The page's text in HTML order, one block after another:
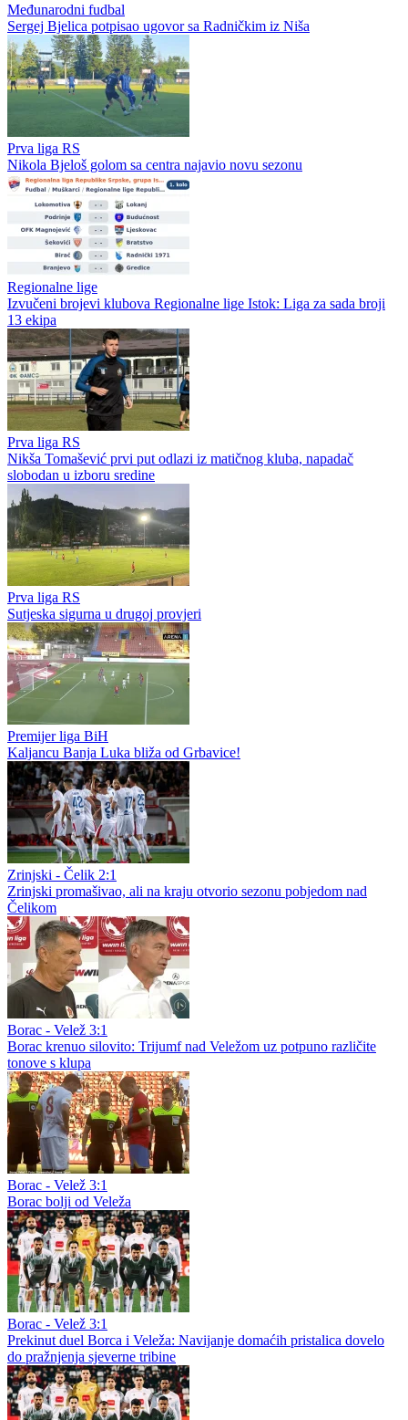
Međunarodni fudbal
Sergej Bjelica potpisao ugovor sa Radničkim iz Niša
Prva liga RS
Nikola Bjeloš golom sa centra najavio novu sezonu
Regionalne lige
Izvučeni brojevi klubova Regionalne lige Istok: Liga za sada broji
13 ekipa
Prva liga RS
Nikša Tomašević prvi put odlazi iz matičnog kluba, napadač
slobodan u izboru sredine
Prva liga RS
Sutjeska sigurna u drugoj provjeri
Premijer liga BiH
Kaljancu Banja Luka bliža od Grbavice!
Zrinjski - Čelik 2:1
Zrinjski promašivao, ali na kraju otvorio sezonu pobjedom nad
Čelikom
Borac - Velež 3:1
Borac krenuo silovito: Trijumf nad Veležom uz potpuno različite
tonove s klupa
Borac - Velež 3:1
Borac bolji od Veleža
Borac - Velež 3:1
Prekinut duel Borca i Veleža: Navijanje domaćih pristalica dovelo
do pražnjenja sjeverne tribine